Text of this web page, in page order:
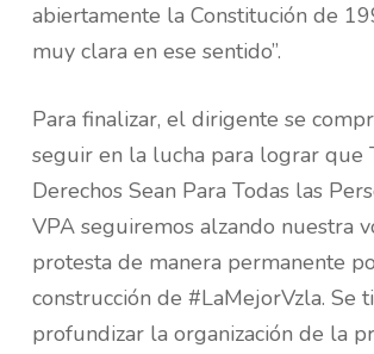
abiertamente la Constitución de
muy clara en ese sentido”.
Para finalizar, el dirigente se
seguir en la lucha para lograr que
Derechos Sean Para Todas las
VPA seguiremos alzando nuestra
protesta de manera permanente
construcción de #LaMejorVzla. Se
profundizar la organización de la